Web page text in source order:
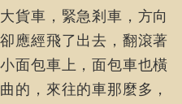
貨車，緊急剎車，方向
應經飛了出去，翻滾著
面包車上，面包車也橫
的，來往的車那麼多，